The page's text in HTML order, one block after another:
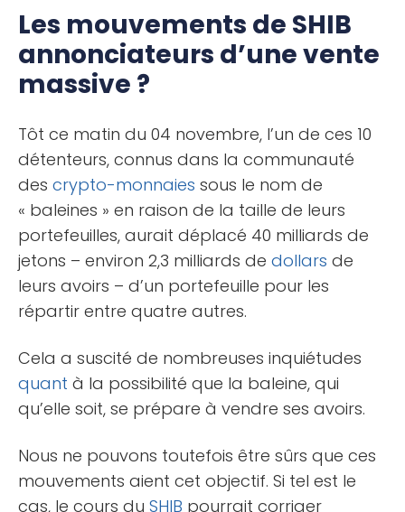
Les mouvements de SHIB
annonciateurs d’une vente
massive ?
Tôt ce matin du 04 novembre, l’un de ces 10
détenteurs, connus dans la communauté
des crypto-monnaies sous le nom de
« baleines » en raison de la taille de leurs
portefeuilles, aurait déplacé 40 milliards de
jetons – environ 2,3 milliards de dollars de
leurs avoirs – d’un portefeuille pour les
répartir entre quatre autres.
Cela a suscité de nombreuses inquiétudes
quant à la possibilité que la baleine, qui
qu’elle soit, se prépare à vendre ses avoirs.
Nous ne pouvons toutefois être sûrs que ces
mouvements aient cet objectif. Si tel est le
cas, le cours du SHIB pourrait corriger